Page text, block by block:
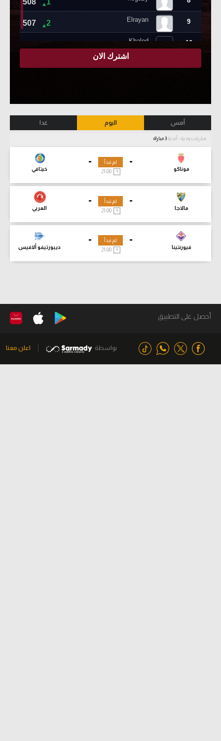
أمس اليوم غدا
مباريات ودية - أندية
-
موناكو
-
خيتافي
لم تبدأ
21:00
-
مالاجا
-
العربي
لم تبدأ
21:00
-
فيورنتينا
-
ديبورتيفو ألافيس
لم تبدأ
21:00
أحصل على التطبيق
بواسطة اعلن معنا